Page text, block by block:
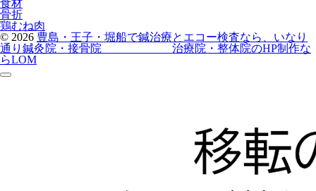
食材
骨折
鶏むね肉
© 2026 豊島・王子・堀船で鍼治療とエコー検査なら、いなり
通り鍼灸院・接骨院 治療院・整体院のHP制作な
らLOM